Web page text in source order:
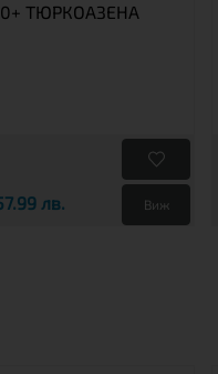
ТЮРКОАЗЕНА
лв. Виж